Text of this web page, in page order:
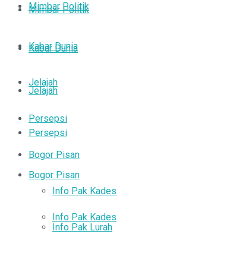
Mimbar Politik
Kabar Dunia
Jelajah
Persepsi
Bogor Pisan
Info Pak Kades
Mimbar Politik
Kabar Dunia
Jelajah
Persepsi
Bogor Pisan
Info Pak Kades
Info Pak Lurah